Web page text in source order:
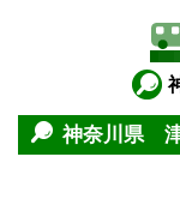
神奈川県